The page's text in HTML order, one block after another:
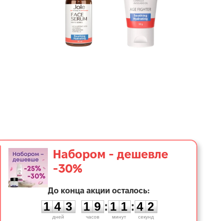
Набором - дешевле
-30%
До конца акции осталось:
1
1
4
4
3
3
дней
1
1
9
9
часов
:
1
1
1
1
минут
:
4
4
1
2
секунд